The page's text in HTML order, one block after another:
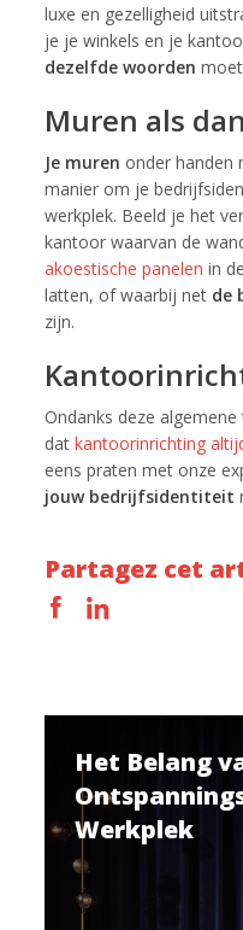
luxe en gezelligheid
je je winkels en je
dezelfde woorden
Muren als
Je muren onder handen
manier om je
werkplek. Beeld je het
kantoor waarvan de
akoestische panelen in
latten, of waarbij net de
zijn.
Ondanks deze
datkantoorinrichting
eens praten met onze
jouw bedrijfsidentiteit
Partagez cet
Het Belang
Werkplek